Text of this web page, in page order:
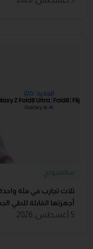
سامسونج
ثلاث تجارب في فئة
أجهزتها القابلة للطي
5 أغسطس, 2026